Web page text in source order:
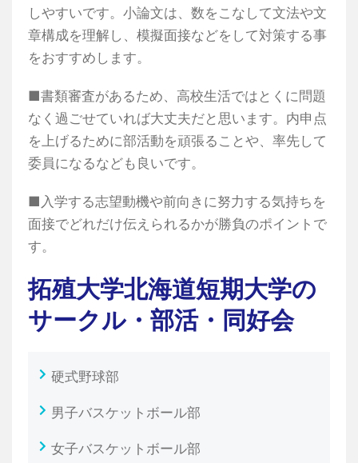
しやすいです。小論文は、数をこなして文法や文
章構成を理解し、模擬面接などをして対策する事
をおすすめします。
■書類審査があるため、高校生活ではとくに問題
なく過ごせていれば大丈夫だと思います。内申点
を上げるために部活動を頑張ることや、率先して
委員になるなども良いです。
■入学する志望動機や前向きに努力する気持ちを
面接でどれだけ伝えられるかが勝負のポイントで
す。
拓殖大学北海道短期大学の
サークル・部活・同好会
硬式野球部
男子バスケットボール部
女子バスケットボール部